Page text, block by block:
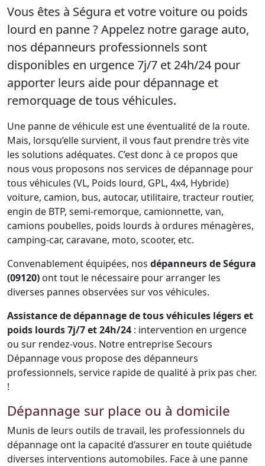
Vous êtes à Ségura et votre voiture ou poids
lourd en panne ? Appelez notre garage auto,
nos dépanneurs professionnels sont
disponibles en urgence 7j/7 et 24h/24 pour
apporter leurs aide pour dépannage et
remorquage de tous véhicules.
Une panne de véhicule est une éventualité de la route.
Mais, lorsqu’elle survient, il vous faut prendre très vite
les solutions adéquates. C’est donc à ce propos que
nous vous proposons nos services de dépannage pour
tous véhicules (VL, Poids lourd, GPL, 4x4, Hybride)
voiture, camion, bus, autocar, utilitaire, tracteur routier,
engin de BTP, semi-remorque, camionnette, van,
camions poubelles, poids lourds à ordures ménagères,
camping-car, caravane, moto, scooter, etc.
Convenablement équipées, nos dépanneurs de Ségura
(09120) ont tout le nécessaire pour arranger les
diverses pannes observées sur vos véhicules.
Assistance de dépannage de tous véhicules légers et
poids lourds 7j/7 et 24h/24 : intervention en urgence
ou sur rendez-vous. Notre entreprise Secours
Dépannage vous propose des dépanneurs
professionnels, service rapide de qualité à prix pas cher.
!
Dépannage sur place ou à domicile
Munis de leurs outils de travail, les professionnels du
dépannage ont la capacité d’assurer en toute quiétude
diverses interventions automobiles. Face à une panne